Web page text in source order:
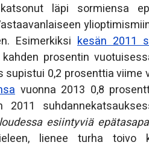
läpi sormiensa
Esimerkiksi kesän 2011
prosentin
0,2 prosenttia viime
vuonna 2013 0,8
esiintyviä
lienee turha toivo